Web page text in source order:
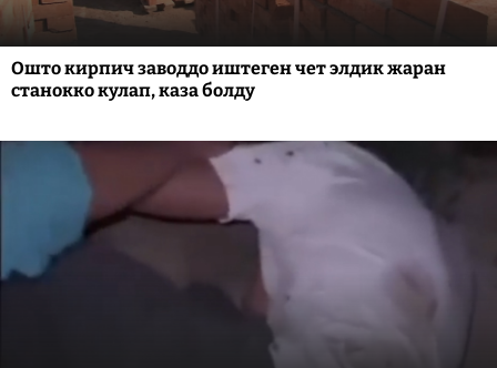
Ошто кирпич заводдо иштеген чет элдик жаран
станокко кулап, каза болду